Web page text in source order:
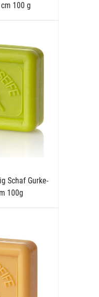
100 g
Schaf Gurke-
100g